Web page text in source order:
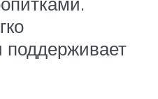
поддерживает